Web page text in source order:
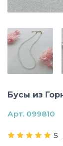
Бусы из
5
Арт. 099810